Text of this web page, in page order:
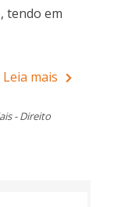
tendo em
Leia mais
- Direito